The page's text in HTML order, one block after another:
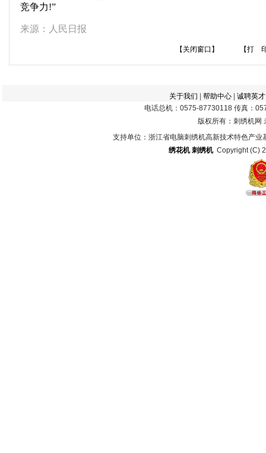
竞争力!”
来源：人民日报
【关闭窗口】 【打
关于我们 帮助中心| 诚聘英才
电话总机：0575-87730118 传真：
版权所有：刺绣机网
支持单位：浙江省电脑刺绣机高新技术特色产
绣花机 刺绣机Copyright (C)